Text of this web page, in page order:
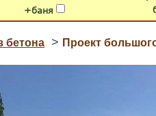
+баня
бетона > Проект